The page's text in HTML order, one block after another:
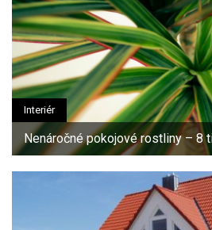
Interiér
Nenáročné pokojové rostliny – 8